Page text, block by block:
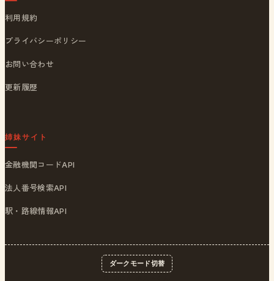
利用規約
プライバシーポリシー
お問い合わせ
更新履歴
姉妹サイト
金融機関コードAPI
法人番号検索API
駅・路線情報API
ダークモード切替